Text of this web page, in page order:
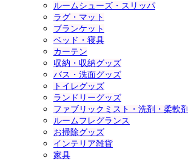
ルームシューズ・スリッパ
ラグ・マット
ブランケット
ベッド・寝具
カーテン
収納・収納グッズ
バス・洗面グッズ
トイレグッズ
ランドリーグッズ
ファブリックミスト・洗剤・柔軟剤
ルームフレグランス
お掃除グッズ
インテリア雑貨
家具